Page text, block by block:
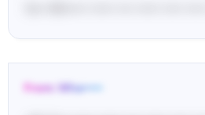
Yo•• Wh••••• •••••• •••• •••••• •••••
From: Wha•••••